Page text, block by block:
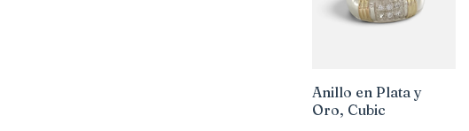
Anillo en Plata y
Oro, Cubic